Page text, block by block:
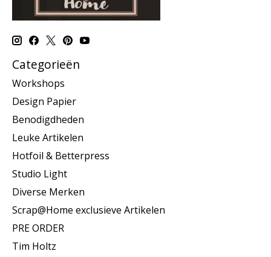
Categorieën
Workshops
Design Papier
Benodigdheden
Leuke Artikelen
Hotfoil & Betterpress
Studio Light
Diverse Merken
Scrap@Home exclusieve Artikelen
PRE ORDER
Tim Holtz